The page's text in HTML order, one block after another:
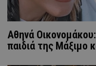
Αθηνά
παιδιά της Μάξιμο